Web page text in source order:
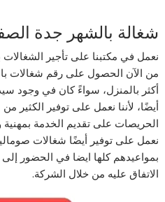
شغالة بالشهر جدة
نعمل في مكتبنا على تأجير
من الآن الحصول على رقم شغالات
أكثر بالمنزل، سواءً كان في وجود
أيضًا، لأننا نعمل على توفير الكثير
الحريصات على تقديم الخدمة بمهنية
نعمل على توفير أيضًا شغالات
بمواعيدهم كلها ايضا في الحضور
الاتفاق عليه من خلال الشركة.